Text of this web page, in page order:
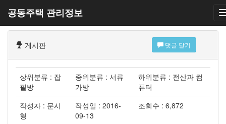
공동주택 관리정보
게시판 댓글 달기
상위분류 : 잡
필방
중위분류 : 서류
가방
하위분류 : 전산과 컴
퓨터
작성자 : 문시
형
작성일 : 2016-
09-13
조회수 : 6,872